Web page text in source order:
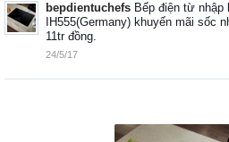
bepdientuchefs Bếp điện từ nhập
IH555(Germany) khuyến mãi sốc
11tr đồng.
24/5/17